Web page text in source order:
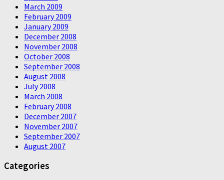
March 2009
February 2009
January 2009
December 2008
November 2008
October 2008
September 2008
August 2008
July 2008
March 2008
February 2008
December 2007
November 2007
September 2007
August 2007
Categories